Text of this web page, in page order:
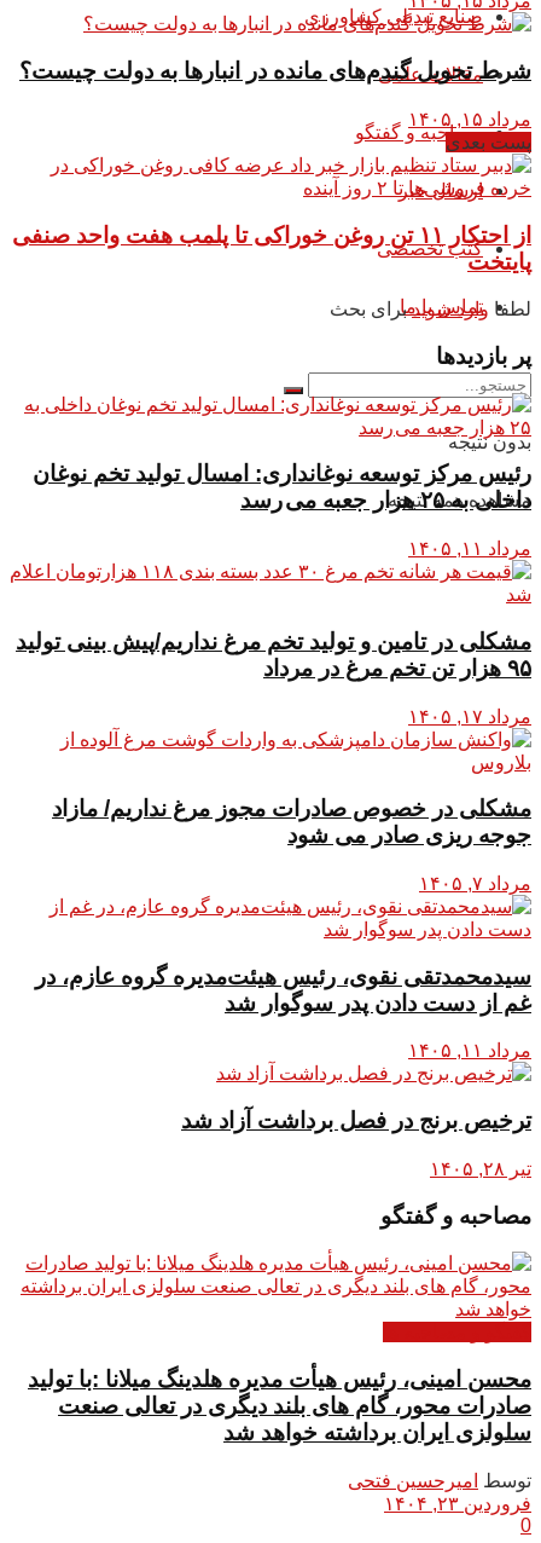
صنایع تبدیلی کشاورزی
مقالات علمی
مصاحبه و گفتگو
ارسال خبر
کتب تخصصی
تماس با ما
بدون نتیجه
مشاهده همه نتیجه
شرط تحویل گندم‌های مانده در انبار‌ها به دولت چیست؟
مرداد ۱۵, ۱۴۰۵
پست بعدی
از احتکار ۱۱ تن روغن خوراکی تا پلمب هفت واحد صنفی
پایتخت
لطفا وارد شویدبرای بحث
پر بازدیدها
رئیس مرکز توسعه نوغانداری: امسال تولید تخم نوغان
داخلی به ۲۵ هزار جعبه می رسد
مرداد ۱۱, ۱۴۰۵
مشکلی در تامین و تولید تخم مرغ نداریم/پیش بینی تولید
۹۵ هزار تن تخم مرغ در مرداد
مرداد ۱۷, ۱۴۰۵
مشکلی در خصوص صادرات مجوز مرغ نداریم/ مازاد
جوجه ریزی صادر می شود
مرداد ۷, ۱۴۰۵
سیدمحمدتقی نقوی، رئیس هیئت‌مدیره گروه عازم، در
غم از دست دادن پدر سوگوار شد
مرداد ۱۱, ۱۴۰۵
ترخیص برنج در فصل برداشت آزاد شد
تیر ۲۸, ۱۴۰۵
مصاحبه و گفتگو
محسن امینی، رئیس هیأت مدیره هلدینگ میلانا :با تولید
صادرات محور، گام های بلند دیگری در تعالی صنعت
سلولزی ایران برداشته خواهد شد
توسط امیرحسین فتحی
فروردین ۲۳, ۱۴۰۴
0